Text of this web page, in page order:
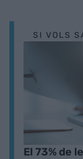
SI VOLS
El 73% de